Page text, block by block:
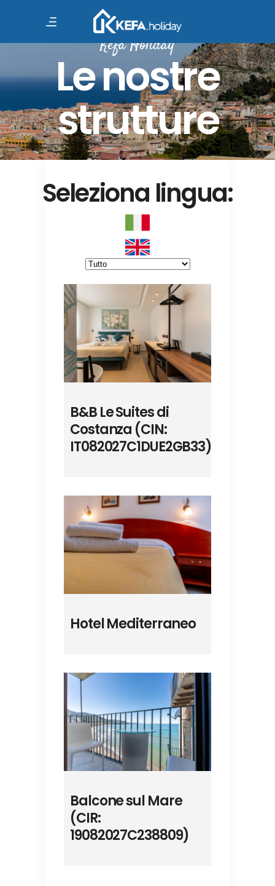
Kefa Holiday
Le nostre
strutture
Seleziona lingua:
B&B Le Suites di
Costanza (CIN:
IT082027C1DUE2GB33)
Hotel Mediterraneo
Balcone sul Mare
(CIR:
19082027C238809)